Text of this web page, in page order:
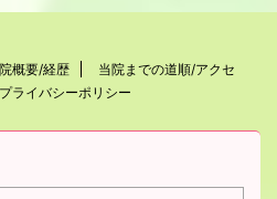
概要/経歴
当院までの道順/アクセ
プライバシーポリシー